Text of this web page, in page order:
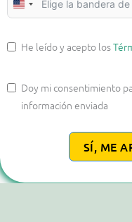
UNITED
+1
He leído y acepto los
Doy mi consentimiento
información enviada
SÍ, ME